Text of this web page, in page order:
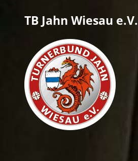
TB Jahn Wiesau e.V.